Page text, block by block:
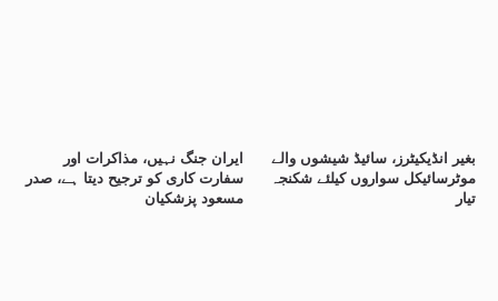
ایران جنگ نہیں، مذاکرات اور
سفارت کاری کو ترجیح دیتا ہے، صدر
مسعود پزشکیان
بغیر انڈیکیٹرز، سائیڈ شیشوں والے
موٹرسائیکل سواروں کیلئے شکنجہ
تیار